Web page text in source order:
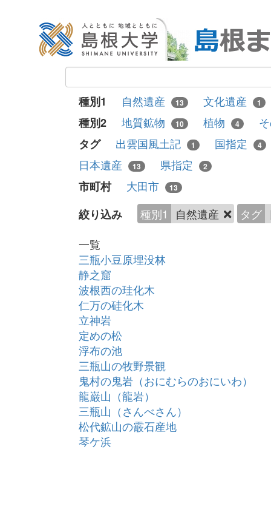
種別1 自然遺産 13 文化遺産 1
種別2 地質鉱物 10 植物 4
タグ
出雲国風土記 1 国指定 4
日本遺産 13 県指定 2
市町村 大田市 13
絞り込み 種別1 自然遺産 タグ
一覧
三瓶小豆原埋没林
静之窟
波根西の珪化木
仁万の硅化木
立神岩
定めの松
浮布の池
三瓶山の牧野景観
鬼村の鬼岩（おにむらのおにいわ）
龍巌山（龍岩）
三瓶山（さんべさん）
松代鉱山の霰石産地
琴ケ浜